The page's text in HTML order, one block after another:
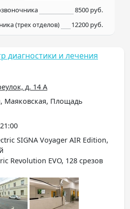
8500 руб.
(трех отделов)
12200 руб.
диагностики и лечения
д. 14 А
Маяковская, Площадь
SIGNA Voyager AIR Edition,
Revolution EVO, 128 срезов